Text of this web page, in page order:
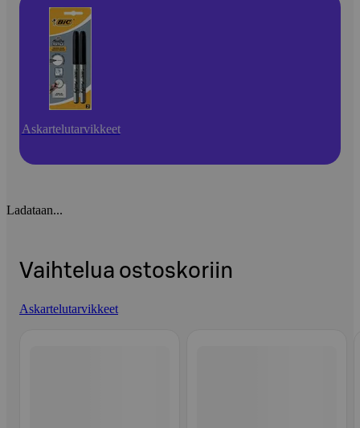
Askartelutarvikkeet
Ladataan...
Vaihtelua ostoskoriin
Askartelutarvikkeet